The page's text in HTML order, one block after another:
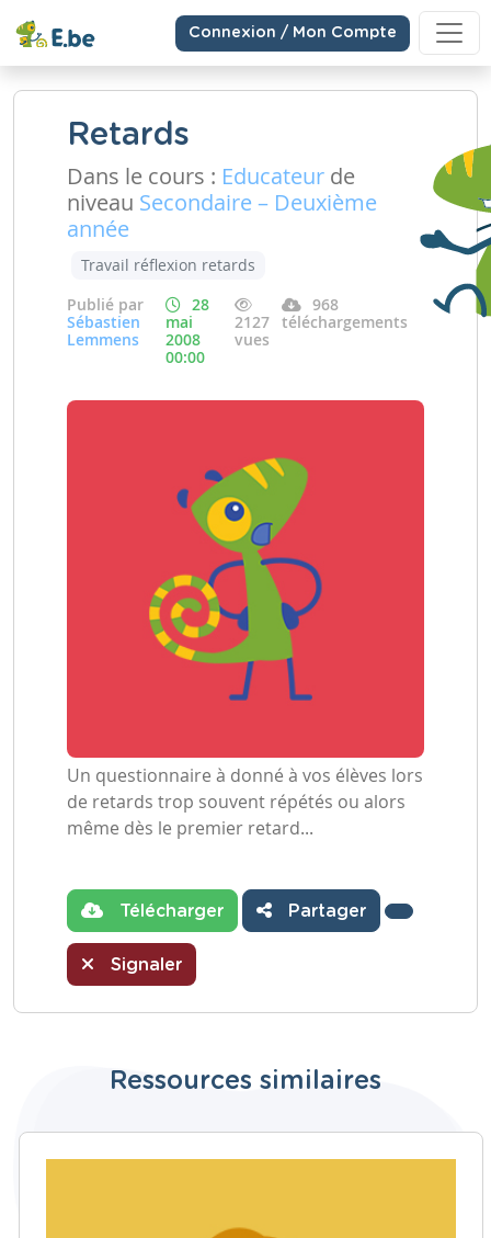
Connexion / Mon Compte
Retards
Dans le cours : Educateur de
niveau Secondaire – Deuxième
année
Travail réflexion retards
Publié par
Sébastien
Lemmens
28
mai
2008
00:00
2127
vues
968
téléchargements
Un questionnaire à donné à vos élèves lors
de retards trop souvent répétés ou alors
même dès le premier retard...
Télécharger Partager
Signaler
Ressources similaires